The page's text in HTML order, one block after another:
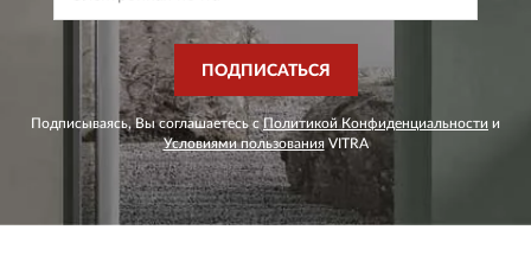
ПОДПИСАТЬСЯ
Подписываясь, Вы соглашаетесь сПолитикой Конфиденциальности и
Условиями пользованияVITRA